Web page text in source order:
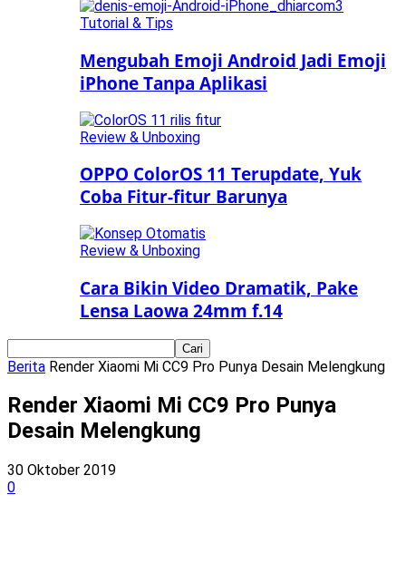
Tutorial & Tips
Mengubah Emoji Android Jadi Emoji
iPhone Tanpa Aplikasi
Review & Unboxing
OPPO ColorOS 11 Terupdate, Yuk
Coba Fitur-fitur Barunya
Review & Unboxing
Cara Bikin Video Dramatik, Pake
Lensa Laowa 24mm f.14
Berita Render Xiaomi Mi CC9 Pro Punya Desain Melengkung
Render Xiaomi Mi CC9 Pro Punya
Desain Melengkung
30 Oktober 2019
0